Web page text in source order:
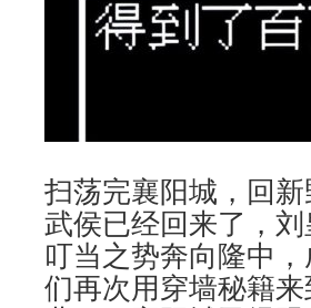
扫荡完襄阳城，回
武侯已经回来了，
叮当之势奔向隆中
们再次用穿墙秘籍